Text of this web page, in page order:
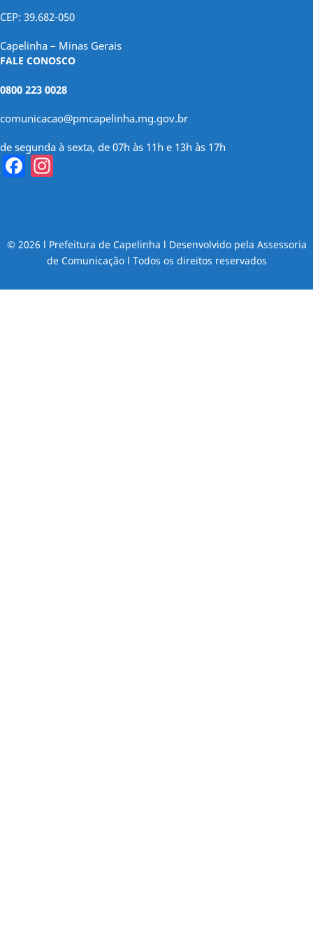
CEP: 39.682-050
Capelinha – Minas Gerais
FALE CONOSCO
0800 223 0028
comunicacao@pmcapelinha.mg.gov.br
de segunda à sexta, de 07h às 11h e 13h às 17h
Facebook
© 2026 l Prefeitura de Capelinha l Desenvolvido pela Assessoria
de Comunicação l Todos os direitos reservados